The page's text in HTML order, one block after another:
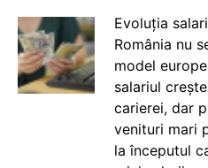
Evoluția
România nu
model
salariul
carierei, dar
venituri mari
la începutul